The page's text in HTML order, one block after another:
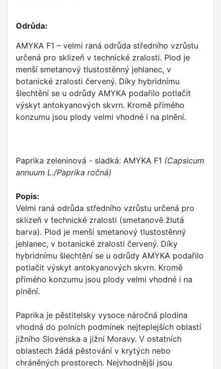
Odrůda:
AMYKA F1 – velmi raná odrůda středního vzrůstu
určená pro sklizeň v technické zralosti. Plod je
menší smetanový tlustostěnný jehlanec, v
botanické zralosti červený. Díky hybridnímu
šlechtění se u odrůdy AMYKA podařilo potlačit
výskyt antokyanových skvrn. Kromě přímého
konzumu jsou plody velmi vhodné i na plnění.
Paprika zeleninová - sladká: AMYKA F1 (Capsicum
annuum L./Paprika ročná)
Popis:
Velmi raná odrůda středního vzrůstu určená pro
sklizeň v technické zralosti (smetanově žlutá
barva). Plod je menší smetanový tlustostěnný
jehlanec, v botanické zralosti červený. Díky
hybridnímu šlechtění se u odrůdy AMYKA podařilo
potlačit výskyt antokyanových skvrn. Kromě
přímého konzumu jsou plody velmi vhodné i na
plnění.
Paprika je pěstitelsky vysoce náročná plodina
vhodná do polních podmínek nejteplejších oblastí
jižního Slovenska a jižní Moravy. V ostatních
oblastech žádá pěstování v krytých nebo
chráněných prostorech. Nejvhodnější jsou